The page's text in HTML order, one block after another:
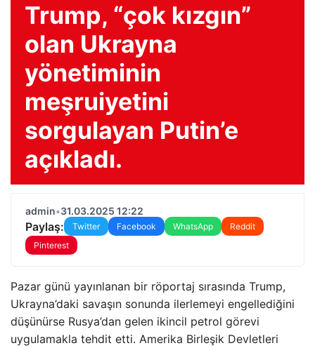
Trump, “çok kızgın”
olan Ukrayna
yönetiminin
meşruiyetini
sorgulayan Putin’e
açıkladı.
admin•31.03.2025 12:22
Paylaş: Twitter Facebook WhatsApp
Reddit
Pinterest
Pazar günü yayınlanan bir röportaj sırasında Trump,
Ukrayna’daki savaşın sonunda ilerlemeyi engellediğini
düşünürse Rusya’dan gelen ikincil petrol görevi
uygulamakla tehdit etti. Amerika Birleşik Devletleri